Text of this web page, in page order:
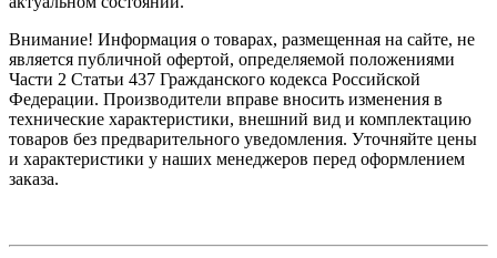
Внимание! Информация о товарах, размещенная на сайте, не
является публичной офертой, определяемой положениями
Части 2 Статьи 437 Гражданского кодекса Российской
Федерации. Производители вправе вносить изменения в
технические характеристики, внешний вид и комплектацию
товаров без предварительного уведомления. Уточняйте цены
и характеристики у наших менеджеров перед оформлением
заказа.